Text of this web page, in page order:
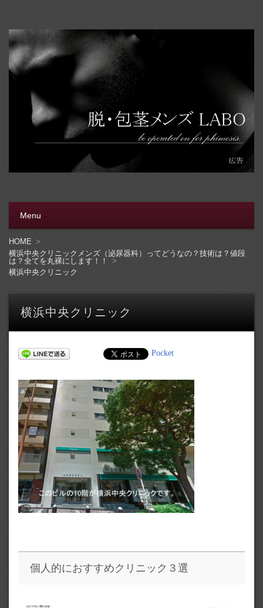
Menu
コンテンツへ移動
HOME
横浜中央クリニックメンズ（泌尿器科）ってどうなの？技術は？値段
は？全てを丸裸にします！！
横浜中央クリニック
横浜中央クリニック
Pocket
個人的におすすめクリニック３選